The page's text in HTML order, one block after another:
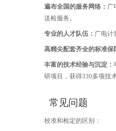
遍布全国的服务网络： 广
送检服务。
专业的人才队伍： 广电计
高精尖配套齐全的标准保
丰富的技术经验与沉淀：
研项⽬，获得330多项技
常见问题
校准和检定的区别：